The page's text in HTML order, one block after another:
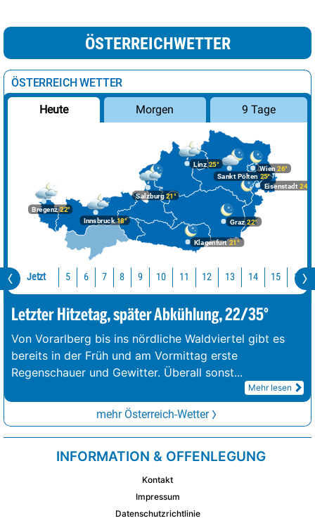
ÖSTERREICHWETTER
ÖSTERREICH WETTER
Heute Morgen 9 Tage
Bregenz22°
Graz22°
Innsbruck18°
Klagenfurt 21°
Linz25°
Salzburg21°
Wien 26°
Eisenstadt 24°
Sankt Pölten 25°
Jetzt 5 6 7 8 9 10 11 12 13 14 15 16
Letzter Hitzetag, später Abkühlung, 22/35°
Von Vorarlberg bis ins nördliche Waldviertel gibt es
bereits in der Früh und am Vormittag erste
Regenschauer und Gewitter. Überall sonst...
Mehr lesen
mehr Österreich-Wetter
INFORMATION & OFFENLEGUNG
Kontakt
Impressum
Datenschutzrichtlinie